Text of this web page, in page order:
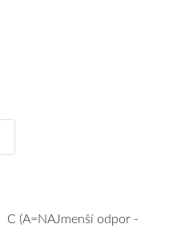
C (A=NAJmenší odpor -